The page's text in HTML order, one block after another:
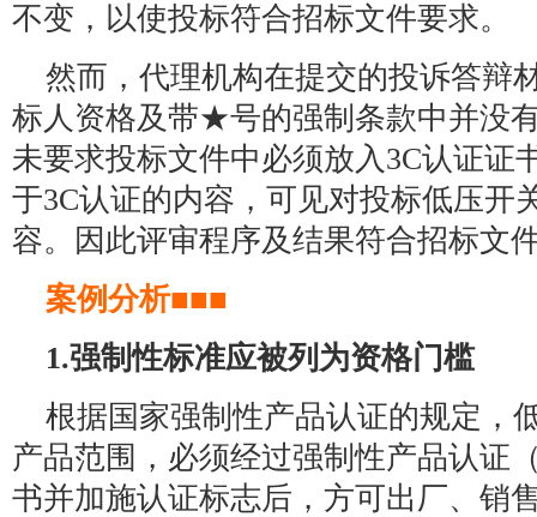
不变，以使投标符合招标文件要求。
然而，代理机构在提交的投诉答辩
标人资格及带★号的强制条款中并没
未要求投标文件中必须放入3C认证证
于3C认证的内容，可见对投标低压开
容。因此评审程序及结果符合招标文
案例分析■■■
1.强制性标准应被列为资格门槛
根据国家强制性产品认证的规定，
产品范围，必须经过强制性产品认证
书并加施认证标志后，方可出厂、销